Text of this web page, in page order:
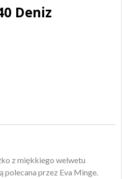
Deniz
z miękkiego welwetu
polecana przez Eva Minge.